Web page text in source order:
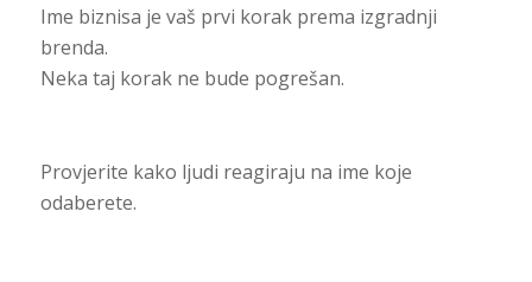
Ime biznisa je vaš prvi korak prema izgradnji
brenda.
Neka taj korak ne bude pogrešan.
Provjerite kako ljudi reagiraju na ime koje
odaberete.